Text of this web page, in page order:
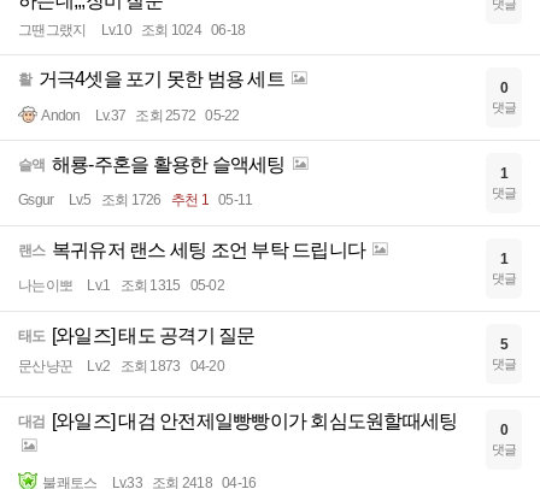
그땐그랬지 Lv.10 조회 1024 06-18
댓글
활 거극4셋을 포기 못한 범용 세트
Andon Lv.37 조회 2572 05-22
0
댓글
슬액 해룡-주혼을 활용한 슬액세팅
Gsgur Lv.5 조회 1726 추천 1 05-11
1
댓글
랜스 복귀유저 랜스 세팅 조언 부탁 드립니다
나는이뽀 Lv.1 조회 1315 05-02
1
댓글
태도 [와일즈] 태도 공격기 질문
문산냥꾼 Lv.2 조회 1873 04-20
5
댓글
대검 [와일즈] 대검 안전제일빵빵이가 회심도원할때세팅
불쾌토스 Lv.33 조회 2418 04-16
0
댓글